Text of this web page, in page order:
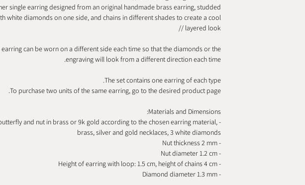
single earring designed from an original handmade brass earring, studded
white diamonds on one side, and chains in different shades to create a cool
layered look //
earring can be worn on a different side each time so that the diamonds or the
engraving will look from a different direction each time.
The set contains one earring of each type.
To purchase two units of the same earring, go to the desired product page.
Materials and Dimensions:
butterfly and nut in brass or 9k gold according to the chosen earring material,
brass, silver and gold necklaces, 3 white diamonds
- Nut thickness 2 mm
- Nut diameter 1.2 cm
- Height of earring with loop: 1.5 cm, height of chains 4 cm
- Diamond diameter 1.3 mm